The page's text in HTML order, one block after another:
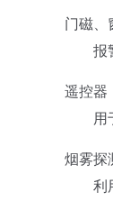
门磁、
报警
遥控器
用于
烟雾探
利用